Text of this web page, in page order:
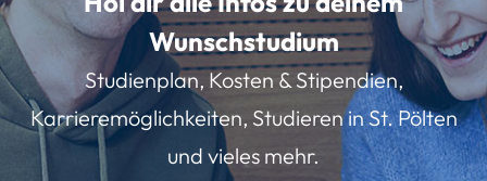
Wunschstudium
Studienplan, Kosten & Stipendien,
Karrieremöglichkeiten, Studieren in St. Pölten
und vieles mehr.